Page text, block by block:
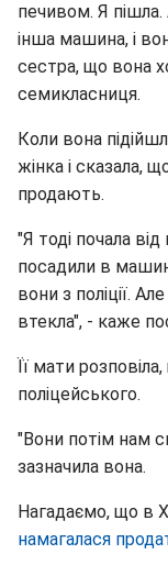
печивом. Я пішла.
інша машина, і
сестра, що вона
семикласниця.
Коли вона
жінка і сказала,
продають.
"Я тоді почала
посадили в
вони з поліції.
втекла", - каже
Її мати
поліцейського.
"Вони потім нам
зазначила вона.
Нагадаємо, що в
намагалася